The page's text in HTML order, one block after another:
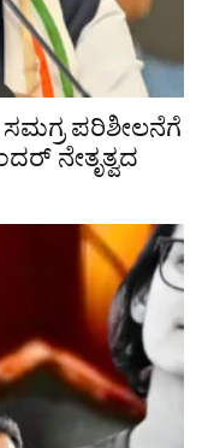
ಪರಿಶೀಲನೆಗೆ
ನೇತೃತ್ವದ